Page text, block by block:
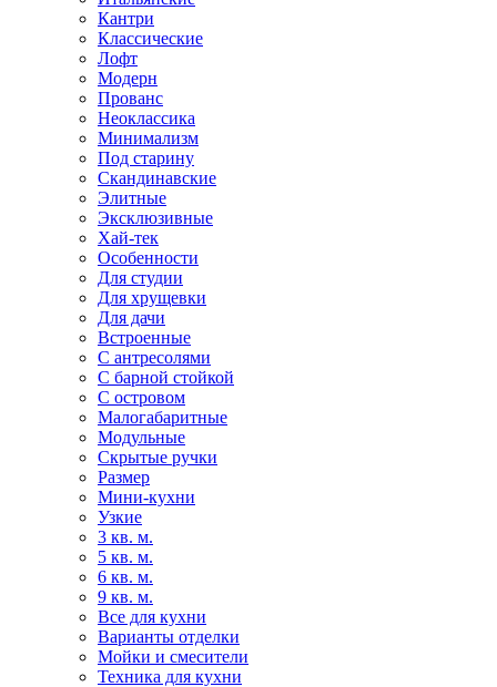
Кантри
Классические
Лофт
Модерн
Прованс
Неоклассика
Минимализм
Под старину
Скандинавские
Элитные
Эксклюзивные
Хай-тек
Особенности
Для студии
Для хрущевки
Для дачи
Встроенные
С антресолями
С барной стойкой
С островом
Малогабаритные
Модульные
Скрытые ручки
Размер
Мини-кухни
Узкие
3 кв. м.
5 кв. м.
6 кв. м.
9 кв. м.
Все для кухни
Варианты отделки
Мойки и смесители
Техника для кухни